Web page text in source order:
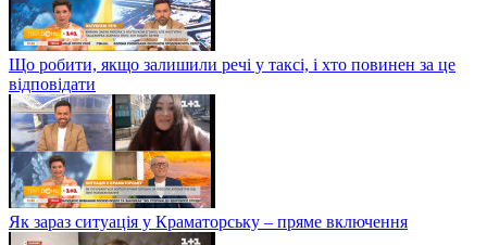
Що робити, якщо залишили речі у таксі, і хто повинен за це
відповідати
Як зараз ситуація у Краматорську – пряме включення